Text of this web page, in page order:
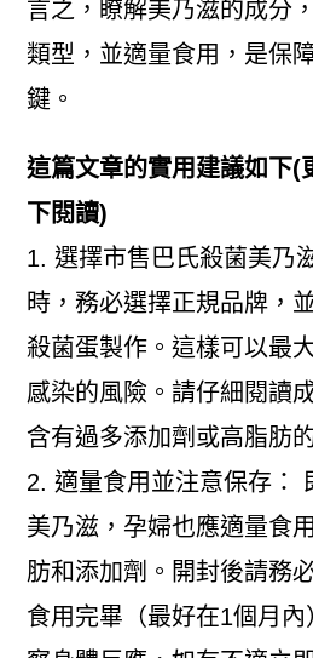
言之，瞭解美乃滋的成分
類型，並適量食用，是保
鍵。
這篇文章的實用建議如下(
下閱讀)
1. 選擇市售巴氏殺菌美乃
時，務必選擇正規品牌，
殺菌蛋製作。這樣可以最
感染的風險。請仔細閱讀
含有過多添加劑或高脂肪
2. 適量食用並注意保存：
美乃滋，孕婦也應適量食
肪和添加劑。開封後請務
食用完畢（最好在1個月